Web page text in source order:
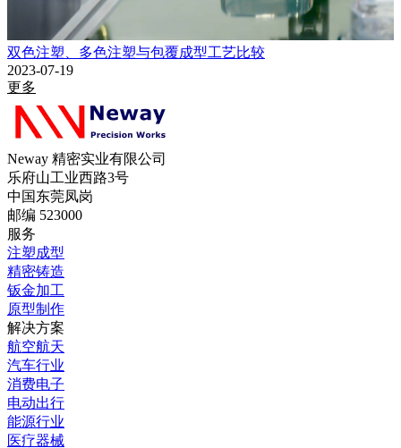
双色注塑、多色注塑与包覆成型工艺比较
2023-07-19
更多
Neway 精密实业有限公司
乐府山工业西路3号
中国东莞凤岗
邮编 523000
服务
注塑成型
精密铸造
钣金加工
原型制作
解决方案
航空航天
汽车行业
消费电子
电动出行
能源行业
医疗器械